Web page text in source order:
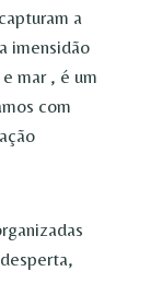
a
imensidão
mar , é um
com